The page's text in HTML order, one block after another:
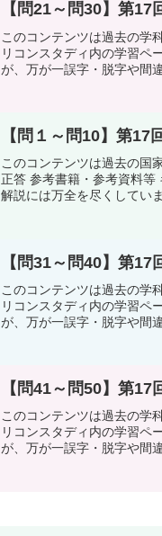
【問21～問30】第
このコンテンツは過去の学
リコンスタディ内の学習ペ
が、万が一誤字・脱字や間
【問１～問10】第17
このコンテンツは過去の国
正答 参考書籍・参考資料等
解説には万全を尽くしてい
【問31～問40】第
このコンテンツは過去の学
リコンスタディ内の学習ペ
が、万が一誤字・脱字や間
【問41～問50】第
このコンテンツは過去の学
リコンスタディ内の学習ペ
が、万が一誤字・脱字や間